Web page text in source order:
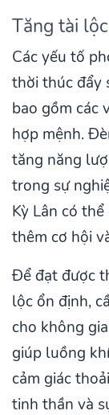
Tăng tài
Các yếu tố
thời thúc đẩy
bao gồm các
hợp mệnh.
tăng năng
trong sự
Kỳ Lân có
thêm cơ hội
Để đạt được
lộc ổn định,
cho không
giúp luồng
cảm giác
tinh thần và